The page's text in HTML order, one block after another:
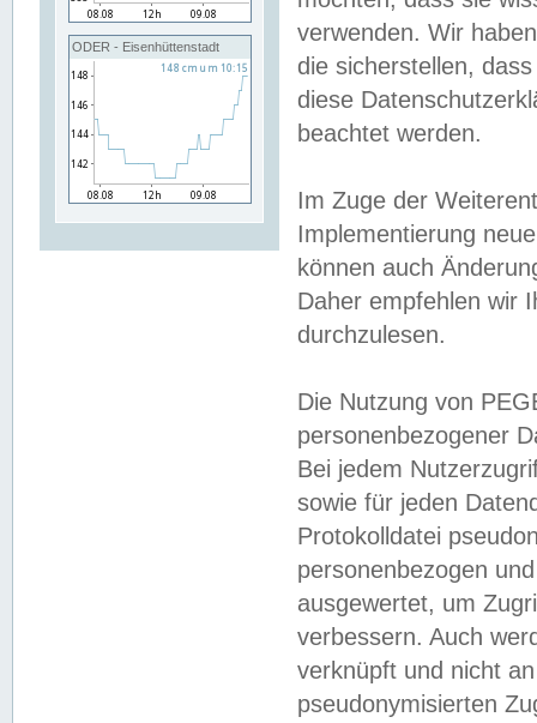
ODER - Eisenhüttenstadt
verwenden. Wir
die sicherstellen,
diese
beachtet werden.
Im Zuge der
Implementierung
können auch
Daher empfehlen wir
durchzulesen.
Die Nutzung von
personenbezogener
Bei jedem
sowie für jeden
Protokolldatei
personenbezogen
ausgewertet, um
verbessern. Auch
verknüpft und nicht
pseudonymisierten